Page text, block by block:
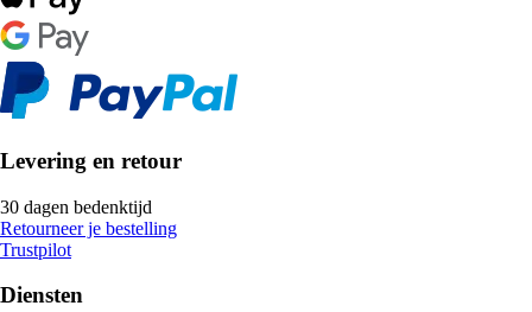
Levering en retour
30 dagen bedenktijd
Retourneer je bestelling
Trustpilot
Diensten